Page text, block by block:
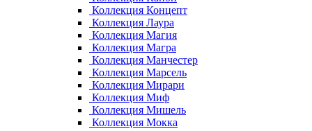
Коллекция Концепт
Коллекция Лаура
Коллекция Магия
Коллекция Магра
Коллекция Манчестер
Коллекция Марсель
Коллекция Мирари
Коллекция Миф
Коллекция Мишель
Коллекция Мокка